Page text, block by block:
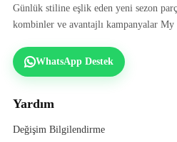
Günlük stiline eşlik eden yeni sezon
kombinler ve avantajlı kampanyalar
WhatsApp Destek
Yardım
Değişim Bilgilendirme